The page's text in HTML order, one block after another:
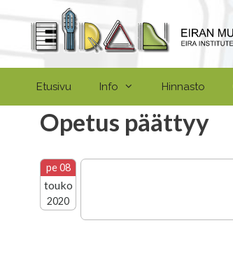
sisältöön
Etusivu Info Hinnasto
Opetus päättyy
pe 08
touko
2020